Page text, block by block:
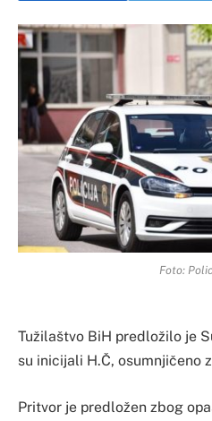
Foto:
Tužilaštvo BiH predložilo je
su inicijali H.Č, osumnjičeno
Pritvor je predložen zbog